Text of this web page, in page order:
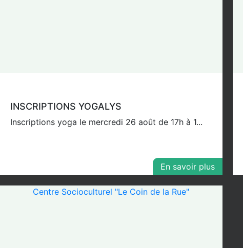
INSCRIPTIONS YOGALYS
Inscriptions yoga le mercredi 26 août de 17h à 1...
En savoir plus
Centre Socioculturel "Le Coin de la Rue"